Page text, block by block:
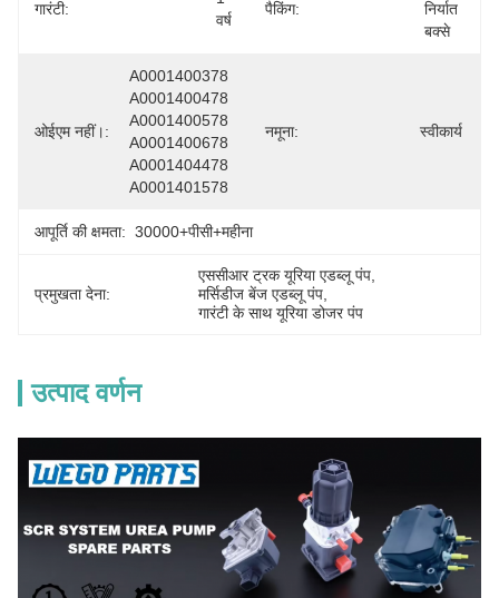
गारंटी:
वर्ष
पैकिंग:
निर्यात
बक्से
ओईएम नहीं।:
A0001400378
A0001400478
A0001400578
A0001400678
A0001404478
A0001401578
नमूना: स्वीकार्य
आपूर्ति की क्षमता: 30000+पीसी+महीना
प्रमुखता देना:
एससीआर ट्रक यूरिया एडब्लू पंप
मर्सिडीज बेंज एडब्लू पंप
गारंटी के साथ यूरिया डोजर पंप
उत्पाद वर्णन